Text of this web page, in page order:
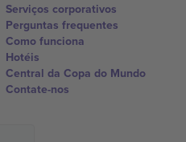
Serviços corporativos
Perguntas frequentes
Como funciona
Hotéis
Central da Copa do Mundo
Contate-nos